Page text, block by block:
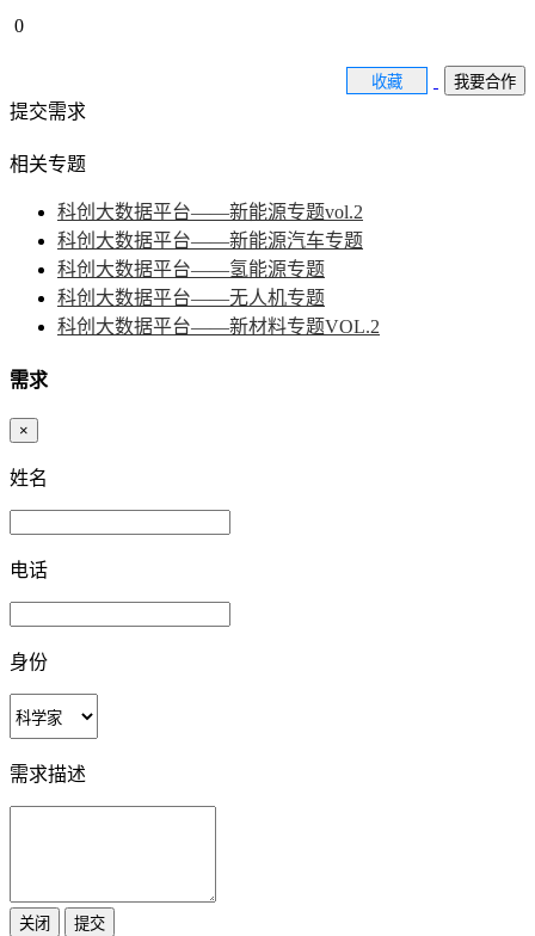
0
收藏 我要合作
提交需求
相关专题
科创大数据平台——新能源专题vol.2
科创大数据平台——新能源汽车专题
科创大数据平台——氢能源专题
科创大数据平台——无人机专题
科创大数据平台——新材料专题VOL.2
需求
×
姓名
电话
身份
需求描述
关闭 提交